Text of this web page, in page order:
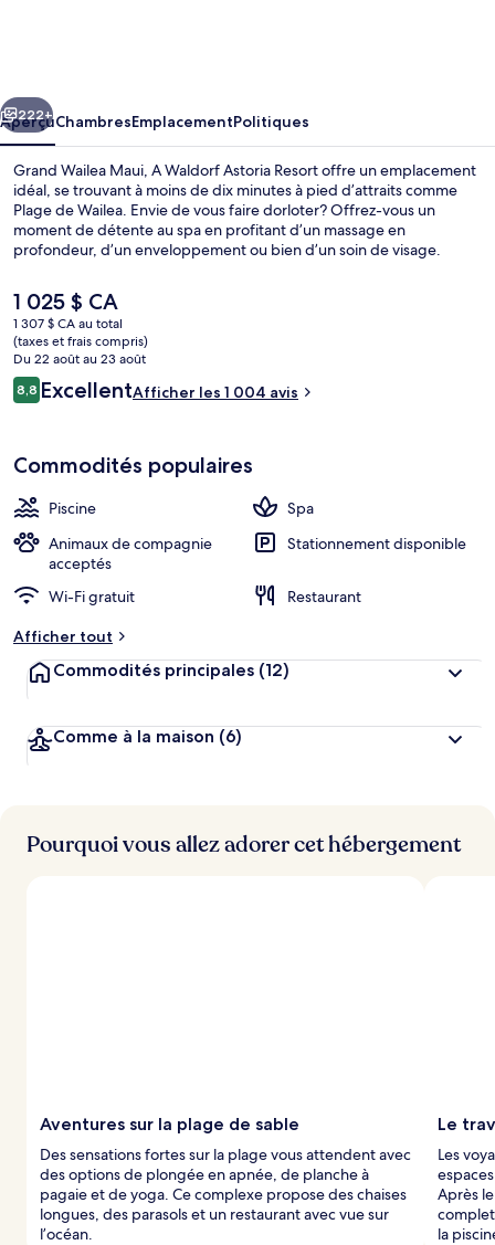
A
Waldorf
Astoria
Resort
Suivant
222+
AperçuChambresEmplacementPolitiques
Grand Wailea Maui, A Waldorf Astoria Resort offre un emplacement
idéal, se trouvant à moins de dix minutes à pied d’attraits comme
Plage de Wailea. Envie de vous faire dorloter? Offrez-vous un
moment de détente au spa en profitant d’un massage en
profondeur, d’un enveloppement ou bien d’un soin de visage.
souper. Parmi les autres points saillants de complexe hôtelier de
luxe, notons 9 piscines extérieures, un parcours aquatique et un
centre d’entraînement physique ouvert en tout temps. La piscine et
le personnel serviable sont des éléments très prisés par les
voyageurs.
Le
prix
actuel
est
de 1 025 $ CA
1 025 $ CA
1 307 $ CA au total
(taxes et frais compris)
Du 22 août au 23 août
Avis
8,88,8 sur 10 –
ExcellentAfficher les 1 004 avis
Commodités populaires
Piscine
Spa
Animaux de compagnie
acceptés
Stationnement disponible
Wi-Fi gratuit
Restaurant
Afficher tout
Commodités principales (12)
Comme à la maison (6)
Pourquoi vous allez adorer cet hébergement
Aventures sur la plage de sable
Des sensations fortes sur la plage vous attendent avec
des options de plongée en apnée, de planche à
pagaie et de yoga. Ce complexe propose des chaises
longues, des parasols et un restaurant avec vue sur
l’océan.
Le
Les
Après
la